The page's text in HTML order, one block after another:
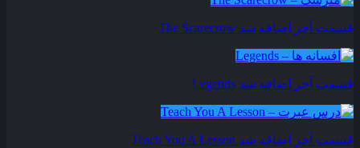
قسمت آخر اضافه شد The Scarecrow
قسمت آخر اضافه شد Legends
قسمت آخر اضافه شد Teach You A Lesson